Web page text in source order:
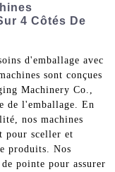
4 Côtés De
d'emballage avec
sont conçues
Machinery Co.,
de l'emballage. En
nos machines
pour sceller et
produits. Nos
pointe pour assurer